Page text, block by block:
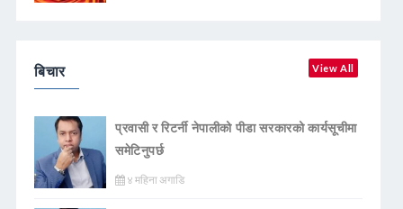
बिचार View All
प्रवासी र रिटर्नी नेपालीको पीडा सरकारको कार्यसूचीमा
समेटिनुपर्छ
४ महिना अगाडि